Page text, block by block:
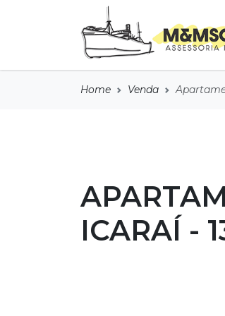
Home Venda
ICARAÍ -